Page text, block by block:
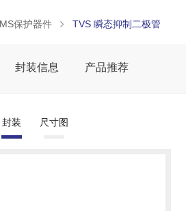
保护器件 TVS 瞬态抑制二极管
封装信息 产品推荐
封装 尺寸图